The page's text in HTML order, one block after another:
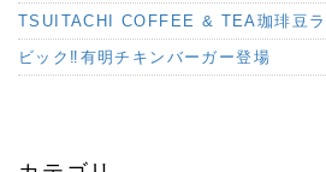
TSUITACHI COFFEE & TEA珈琲豆
ビック‼︎有明チキンバーガー登場